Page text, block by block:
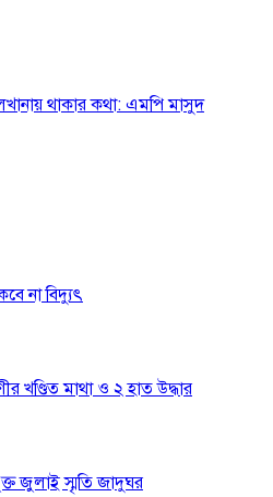
থাকার কথা: এমপি মাসুদ
না বিদ্যুৎ
খণ্ডিত মাথা ও ২ হাত উদ্ধার
জুলাই স্মৃতি জাদুঘর